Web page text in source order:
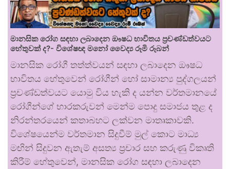
මානසික රෝග සඳහා ලබාදෙන ඖෂධ භාවිතය ප්‍රචණ්ඩත්වයට
හේතුවක් ද?- විශේෂඥ මනෝ වෛද්‍ය රූමි රූබන්
මානසික රෝගී තත්ත්වයන් සඳහා ලබාදෙන ඖෂධ
භාවිතය හේතුවෙන් රෝගීන් හෝ සාමාන්‍ය පුද්ගලයන්
ප්‍රචණ්ඩත්වයට යොමු විය හැකි ද යන්න වර්තමානයේ
රෝගීන්ගේ භාරකරුවන් මෙන්ම පොදු සමාජය තුළ ද
නිරන්තරයෙන් කතාබහට ලක්වන මාතෘකාවකි.
විශේෂයෙන්ම වර්තමාන සිදුවීම් මුල් කොට මාධ්‍ය
මඟින් සිදුවන ඇතැම් අසත්‍ය ප්‍රචාර සහ කරුණු විකෘති
කිරීම් හේතුවෙන්, මානසික රෝග සඳහා ලබාදෙන